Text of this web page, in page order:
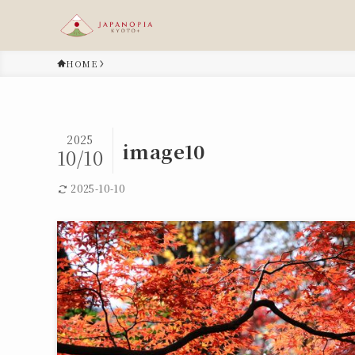
HOME
image10
2025
10/10
2025-10-10